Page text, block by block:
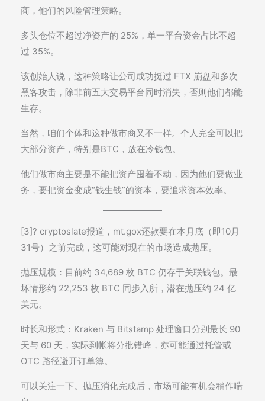
商，他们的风险管理策略。
多头仓位不超过净资产的 25%，单一平台资金占比不超
过 35%。
该创始人说，这种策略让公司成功挺过 FTX 崩盘和多次
黑客攻击，除非前五大交易平台同时消失，否则他们都能
生存。
当然，咱们个体和这种做市商又不一样。个人完全可以把
大部分资产，特别是BTC，放在冷钱包。
他们做市商主要是不能把资产囤着不动，因为他们要做业
务，要把资金变成“钱生钱”的资本，要追求资本效率。
[3]? cryptoslate报道，mt.gox还款要在本月底（即10月
31号）之前完成，这可能对现在的市场造成抛压。
抛压规模：目前约 34,689 枚 BTC 仍存于关联钱包。最
坏情形约 22,253 枚 BTC 同步入所，潜在抛压约 24 亿
美元。
时长和形式：Kraken 与 Bitstamp 处理窗口分别最长 90
天与 60 天，实际到帐将分批错峰，亦可能通过托管或
OTC 路径避开订单簿。
可以关注一下。抛压消化完成后，市场可能有机会稍作喘